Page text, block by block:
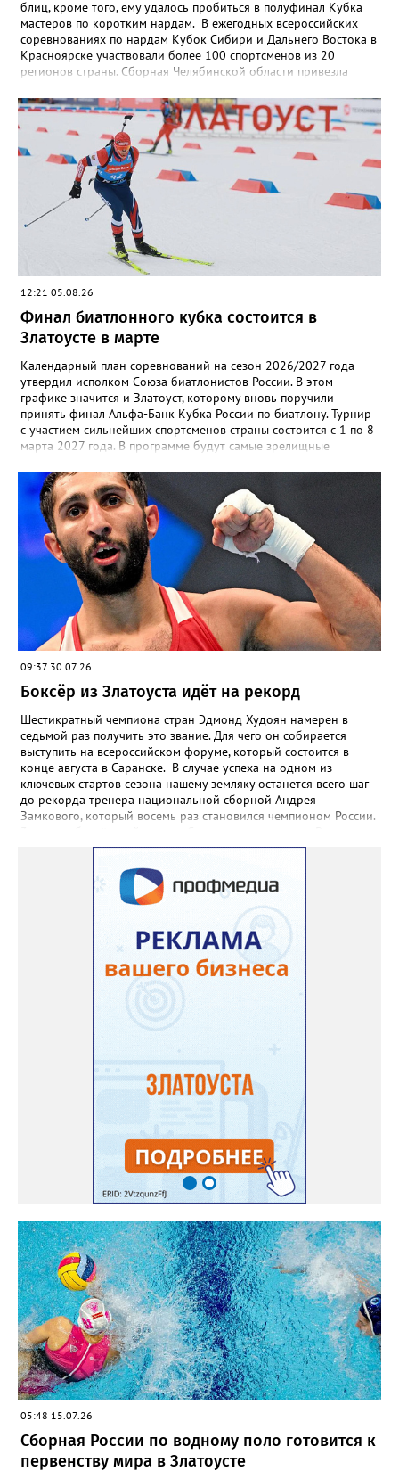
блиц, кроме того, ему удалось пробиться в полуфинал Кубка
мастеров по коротким нардам. В ежегодных всероссийских
соревнованиях по нардам Кубок Сибири и Дальнего Востока в
Красноярске участвовали более 100 спортсменов из 20
регионов страны. Сборная Челябинской области привезла
земляк, это три золота Ксении Нагаевой и Екатерины
Дроздовой из Челябинска, бронза представительницы Миасса
Ирины Зобковой и челябинца Сергея Лютова. Ещё одну
бронзу в общую копилку положила чемпионка турнира
Екатерина Дроздова.
12:21 05.08.26
Финал биатлонного кубка состоится в
Златоусте в марте
Календарный план соревнований на сезон 2026/2027 года
утвердил исполком Союза биатлонистов России. В этом
графике значится и Златоуст, которому вновь поручили
принять финал Альфа-Банк Кубка России по биатлону. Турнир
с участием сильнейших спортсменов страны состоится с 1 по 8
марта 2027 года. В программе будут самые зрелищные
09:37 30.07.26
Боксёр из Златоуста идёт на рекорд
Шестикратный чемпиона стран Эдмонд Худоян намерен в
седьмой раз получить это звание. Для чего он собирается
выступить на всероссийском форуме, который состоится в
конце августа в Саранске. В случае успеха на одном из
ключевых стартов сезона нашему земляку останется всего шаг
до рекорда тренера национальной сборной Андрея
Замкового, который восемь раз становился чемпионом России.
стартует в Челябинске. На ринг ДС «Юность» выйдут как
сборной. Они разыграют 13 комплектов наград.
05:48 15.07.26
Сборная России по водному поло готовится к
первенству мира в Златоусте